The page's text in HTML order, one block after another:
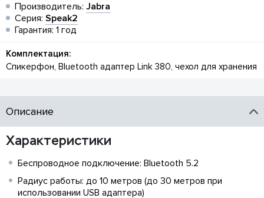
Производитель: Jabra
Серия: Speak2
Гарантия: 1 год
Комплектация:
Спикерфон, Bluetooth адаптер Link 380, чехол для хранения
Описание
Характеристики
Беспроводное подключение: Bluetooth 5.2
Радиус работы: до 10 метров (до 30 метров при
использовании USB адаптера)